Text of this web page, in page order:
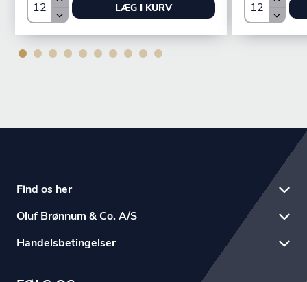
LÆG I KURV
Find os her
Oluf Brønnum & Co. A/S
Handelsbetingelser